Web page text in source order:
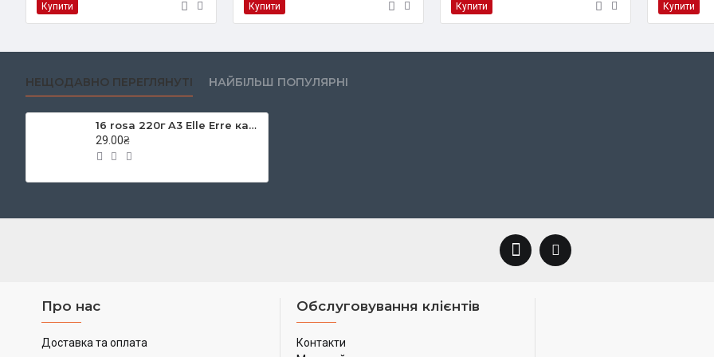
Купити Купити Купити Купити
НЕЩОДАВНО ПЕРЕГЛЯНУТІ НАЙБІЛЬШ ПОПУЛЯРНІ
16 rosa 220г A3 Elle Erre картон кольоровий
29.00₴
Про нас
Доставка та оплата
Обслуговування клієнтів
Контакти